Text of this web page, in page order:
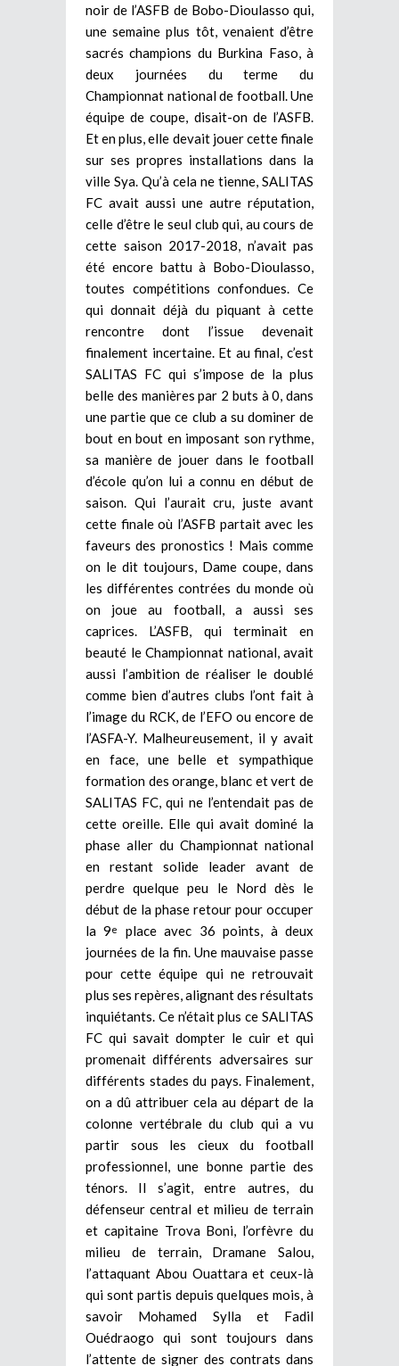
noir de l’ASFB de Bobo-Dioulasso qui,
une semaine plus tôt, venaient d’être
sacrés champions du Burkina Faso, à
deux journées du terme du
Championnat national de football. Une
équipe de coupe, disait-on de l’ASFB.
Et en plus, elle devait jouer cette finale
sur ses propres installations dans la
ville Sya. Qu’à cela ne tienne, SALITAS
FC avait aussi une autre réputation,
celle d’être le seul club qui, au cours de
cette saison 2017-2018, n’avait pas
été encore battu à Bobo-Dioulasso,
toutes compétitions confondues. Ce
qui donnait déjà du piquant à cette
rencontre dont l’issue devenait
finalement incertaine. Et au final, c’est
SALITAS FC qui s’impose de la plus
belle des manières par 2 buts à 0, dans
une partie que ce club a su dominer de
bout en bout en imposant son rythme,
sa manière de jouer dans le football
d’école qu’on lui a connu en début de
saison. Qui l’aurait cru, juste avant
cette finale où l’ASFB partait avec les
faveurs des pronostics ! Mais comme
on le dit toujours, Dame coupe, dans
les différentes contrées du monde où
on joue au football, a aussi ses
caprices. L’ASFB, qui terminait en
beauté le Championnat national, avait
aussi l’ambition de réaliser le doublé
comme bien d’autres clubs l’ont fait à
l’image du RCK, de l’EFO ou encore de
l’ASFA-Y. Malheureusement, il y avait
en face, une belle et sympathique
formation des orange, blanc et vert de
SALITAS FC, qui ne l’entendait pas de
cette oreille. Elle qui avait dominé la
phase aller du Championnat national
en restant solide leader avant de
perdre quelque peu le Nord dès le
début de la phase retour pour occuper
la 9e
place avec 36 points, à deux
journées de la fin. Une mauvaise passe
pour cette équipe qui ne retrouvait
plus ses repères, alignant des résultats
inquiétants. Ce n’était plus ce SALITAS
FC qui savait dompter le cuir et qui
promenait différents adversaires sur
différents stades du pays. Finalement,
on a dû attribuer cela au départ de la
colonne vertébrale du club qui a vu
partir sous les cieux du football
professionnel, une bonne partie des
ténors. Il s’agit, entre autres, du
défenseur central et milieu de terrain
et capitaine Trova Boni, l’orfèvre du
milieu de terrain, Dramane Salou,
l’attaquant Abou Ouattara et ceux-là
qui sont partis depuis quelques mois, à
savoir Mohamed Sylla et Fadil
Ouédraogo qui sont toujours dans
l’attente de signer des contrats dans